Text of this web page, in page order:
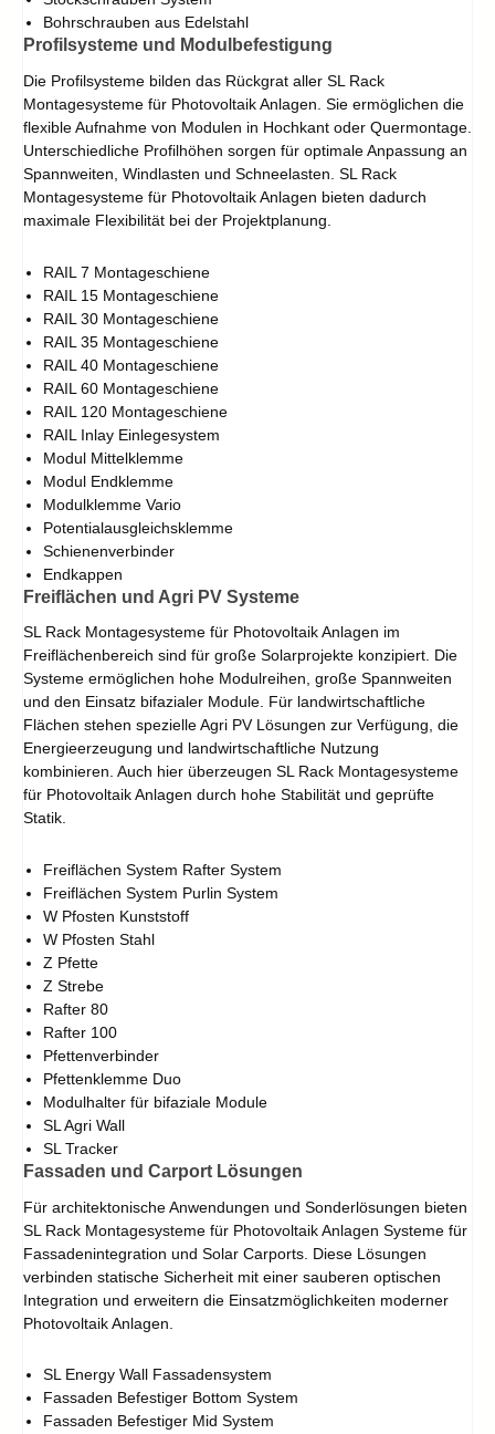
Bohrschrauben aus Edelstahl
Profilsysteme und Modulbefestigung
Die Profilsysteme bilden das Rückgrat aller SL Rack
Montagesysteme für Photovoltaik Anlagen. Sie ermöglichen die
flexible Aufnahme von Modulen in Hochkant oder Quermontage.
Unterschiedliche Profilhöhen sorgen für optimale Anpassung an
Spannweiten, Windlasten und Schneelasten. SL Rack
Montagesysteme für Photovoltaik Anlagen bieten dadurch
maximale Flexibilität bei der Projektplanung.
RAIL 7 Montageschiene
RAIL 15 Montageschiene
RAIL 30 Montageschiene
RAIL 35 Montageschiene
RAIL 40 Montageschiene
RAIL 60 Montageschiene
RAIL 120 Montageschiene
RAIL Inlay Einlegesystem
Modul Mittelklemme
Modul Endklemme
Modulklemme Vario
Potentialausgleichsklemme
Schienenverbinder
Endkappen
Freiflächen und Agri PV Systeme
SL Rack Montagesysteme für Photovoltaik Anlagen im
Freiflächenbereich sind für große Solarprojekte konzipiert. Die
Systeme ermöglichen hohe Modulreihen, große Spannweiten
und den Einsatz bifazialer Module. Für landwirtschaftliche
Flächen stehen spezielle Agri PV Lösungen zur Verfügung, die
Energieerzeugung und landwirtschaftliche Nutzung
kombinieren. Auch hier überzeugen SL Rack Montagesysteme
für Photovoltaik Anlagen durch hohe Stabilität und geprüfte
Statik.
Freiflächen System Rafter System
Freiflächen System Purlin System
W Pfosten Kunststoff
W Pfosten Stahl
Z Pfette
Z Strebe
Rafter 80
Rafter 100
Pfettenverbinder
Pfettenklemme Duo
Modulhalter für bifaziale Module
SL Agri Wall
SL Tracker
Fassaden und Carport Lösungen
Für architektonische Anwendungen und Sonderlösungen bieten
SL Rack Montagesysteme für Photovoltaik Anlagen Systeme für
Fassadenintegration und Solar Carports. Diese Lösungen
verbinden statische Sicherheit mit einer sauberen optischen
Integration und erweitern die Einsatzmöglichkeiten moderner
Photovoltaik Anlagen.
SL Energy Wall Fassadensystem
Fassaden Befestiger Bottom System
Fassaden Befestiger Mid System